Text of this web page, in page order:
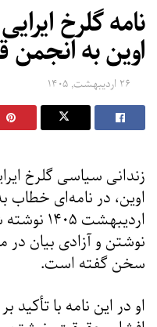
نامه گلرخ
اوین به انجمن
۲۶ اردیبهشت, ۱۴۰۵
زندانی سیاسی گلرخ
اوین، در نامه‌ای خطاب
نوشتن و آزادی بیان
سخن گفته است.
او در این نامه با